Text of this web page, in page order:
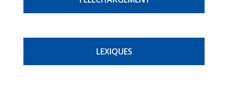
LEXIQUES